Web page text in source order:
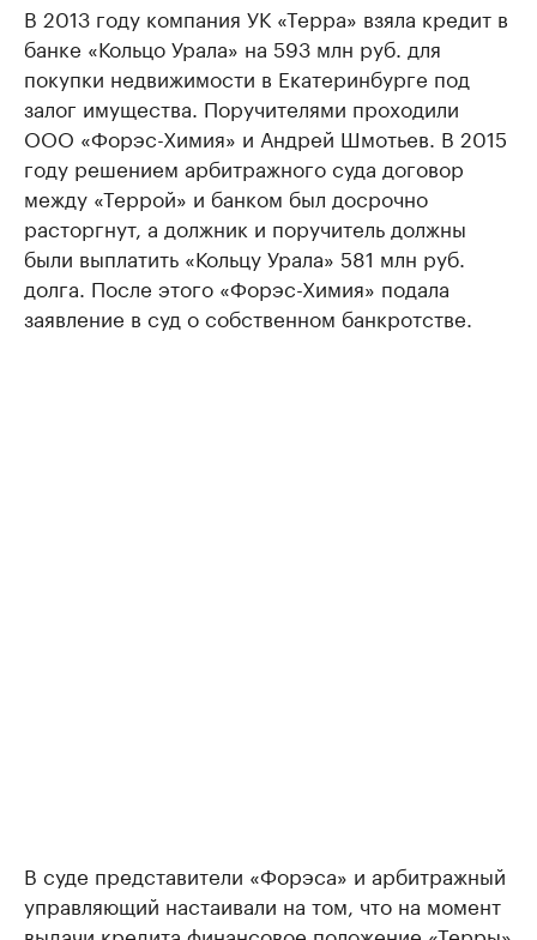
В 2013 году компания УК «Терра» взяла кредит в
банке «Кольцо Урала» на 593 млн руб. для
покупки недвижимости в Екатеринбурге под
залог имущества. Поручителями проходили
ООО «Форэс-Химия» и Андрей Шмотьев. В 2015
году решением арбитражного суда договор
между «Террой» и банком был досрочно
расторгнут, а должник и поручитель должны
были выплатить «Кольцу Урала» 581 млн руб.
долга. После этого «Форэс-Химия» подала
заявление в суд о собственном банкротстве.
В суде представители «Форэса» и арбитражный
управляющий настаивали на том, что на момент